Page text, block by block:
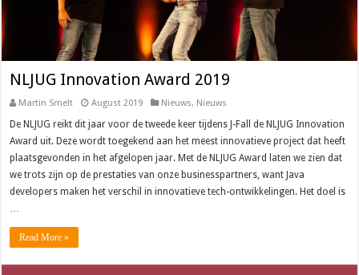
NLJUG Innovation Award 2019
Martin Smelt August 2019 Nieuws, Nieuws
De NLJUG reikt dit jaar voor de tweede keer tijdens J-Fall de NLJUG Innovation
Award uit. Deze wordt toegekend aan het meest innovatieve project dat heeft
plaatsgevonden in het afgelopen jaar. Met de NLJUG Award laten we zien dat
we trots zijn op de prestaties van onze businesspartners, want Java
developers maken het verschil in innovatieve tech-ontwikkelingen. Het doel is
…
Read More »